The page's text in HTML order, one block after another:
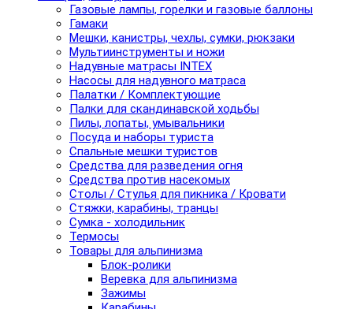
Газовые лампы, горелки и газовые баллоны
Гамаки
Мешки, канистры, чехлы, сумки, рюкзаки
Мультиинструменты и ножи
Надувные матрасы INTEX
Насосы для надувного матраса
Палатки / Комплектующие
Палки для скандинавской ходьбы
Пилы, лопаты, умывальники
Посуда и наборы туриста
Спальные мешки туристов
Средства для разведения огня
Средства против насекомых
Столы / Стулья для пикника / Кровати
Стяжки, карабины, транцы
Сумка - холодильник
Термосы
Товары для альпинизма
Блок-ролики
Веревка для альпинизма
Зажимы